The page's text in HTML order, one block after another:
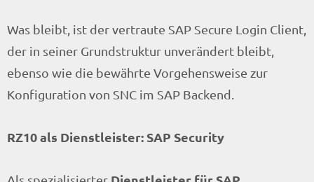
Was bleibt, ist der vertraute SAP Secure Login Client,
der in seiner Grundstruktur unverändert bleibt,
ebenso wie die bewährte Vorgehensweise zur
Konfiguration von SNC im SAP Backend.
RZ10 als Dienstleister: SAP Security